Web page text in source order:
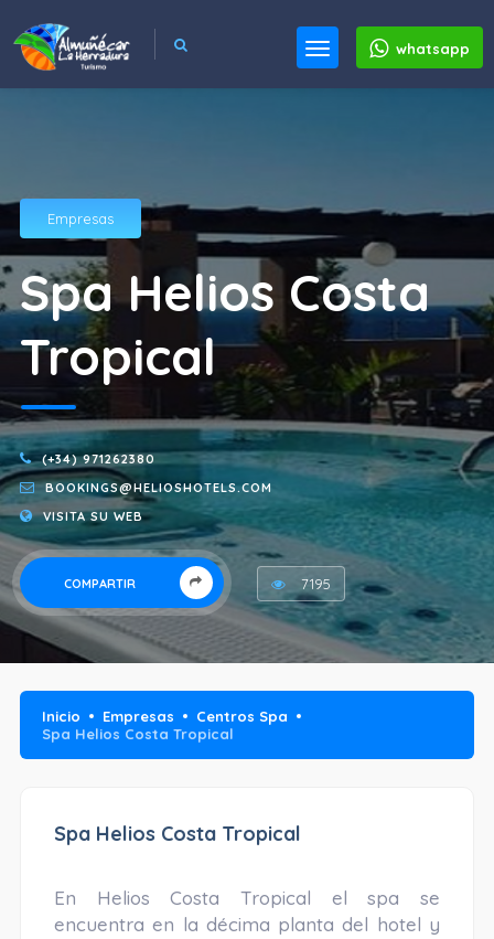
whatsapp
Empresas
Spa Helios Costa
Tropical
(+34) 971262380
BOOKINGS@HELIOSHOTELS.COM
VISITA SU WEB
COMPARTIR 7195
Inicio Empresas
Centros Spa
Spa Helios Costa Tropical
Spa Helios Costa Tropical
En Helios Costa Tropical el spa se
encuentra en la décima planta del hotel y